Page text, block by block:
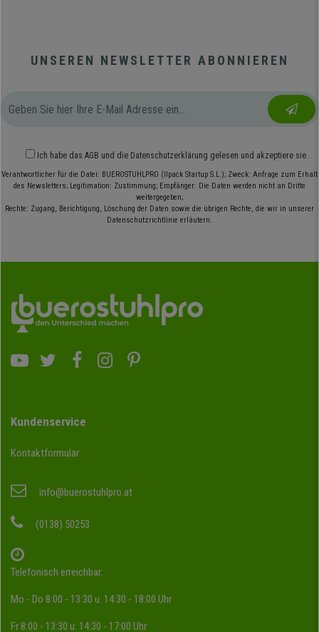
UNSEREN NEWSLETTER ABONNIEREN
Ich habe das AGB und die Datenschutzerklärung gelesen und akzeptiere sie.
Verantwortlicher für die Datei: BUEROSTUHLPRO (Ilpack Startup S.L.); Zweck: Anfrage zum Erhalt
des Newsletters; Legitimation: Zustimmung; Empfänger: Die Daten werden nicht an Dritte
weitergegeben;
Rechte: Zugang, Berichtigung, Löschung der Daten sowie die übrigen Rechte, die wir in unserer
Datenschutzrichtlinie erläutern.
Kundenservice
Kontaktformular
info@buerostuhlpro.at
(0138) 50253
Telefonisch erreichbar:
Mo - Do 8:00 - 13:30 u. 14:30 - 18:00 Uhr
Fr 8:00 - 13:30 u. 14:30 - 17:00 Uhr